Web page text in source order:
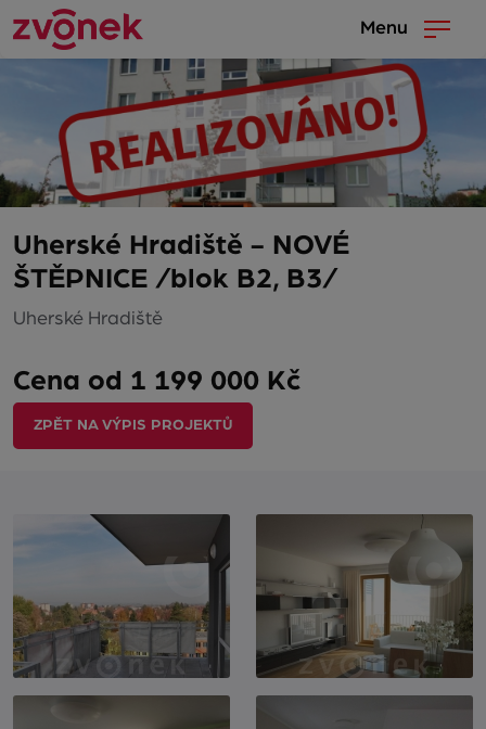
Menu
Uherské Hradiště - NOVÉ
ŠTĚPNICE /blok B2, B3/
Uherské Hradiště
Cena od 1 199 000 Kč
ZPĚT NA VÝPIS PROJEKTŮ